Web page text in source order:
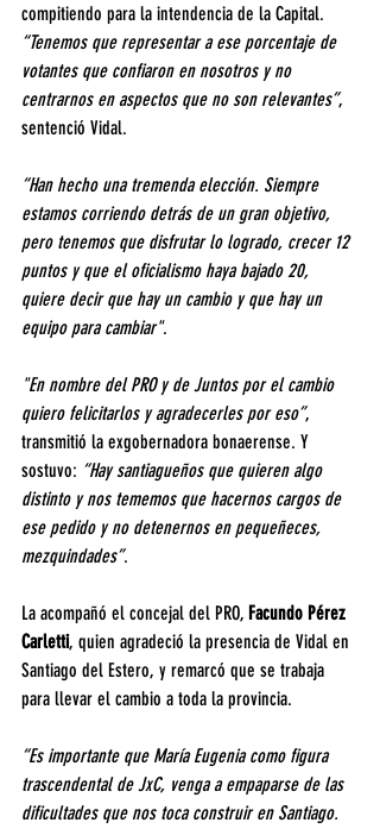
compitiendo para la intendencia de la Capital.
“Tenemos que representar a ese porcentaje de
votantes que confiaron en nosotros y no
centrarnos en aspectos que no son relevantes”,
sentenció Vidal.
“Han hecho una tremenda elección. Siempre
estamos corriendo detrás de un gran objetivo,
pero tenemos que disfrutar lo logrado, crecer 12
puntos y que el oficialismo haya bajado 20,
quiere decir que hay un cambio y que hay un
equipo para cambiar".
"En nombre del PRO y de Juntos por el cambio
quiero felicitarlos y agradecerles por eso”,
transmitió la exgobernadora bonaerense. Y
sostuvo: “Hay santiagueños que quieren algo
distinto y nos tememos que hacernos cargos de
ese pedido y no detenernos en pequeñeces,
mezquindades”.
La acompañó el concejal del PRO, Facundo Pérez
Carletti, quien agradeció la presencia de Vidal en
Santiago del Estero, y remarcó que se trabaja
para llevar el cambio a toda la provincia.
“Es importante que María Eugenia como figura
trascendental de JxC, venga a empaparse de las
dificultades que nos toca construir en Santiago.